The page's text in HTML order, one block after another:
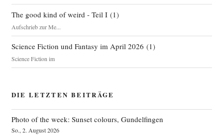
The good kind of weird - Teil I(1)
Aufschrieb zur Me...
Science Fiction und Fantasy im April 2026 (1)
Science Fiction im
DIE LETZTEN BEITRÄGE
Photo of the week: Sunset colours, Gundelfingen
So., 2. August 2026